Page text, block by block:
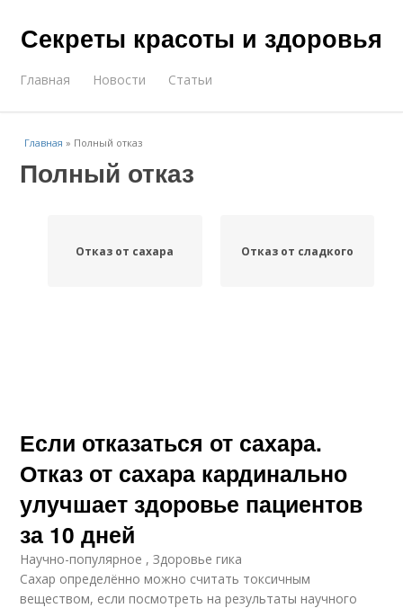
Секреты красоты и здоровья
Главная Новости Статьи
Главная » Полный отказ
Полный отказ
Отказ от сахара Отказ от сладкого
Если отказаться от сахара.
Отказ от сахара кардинально
улучшает здоровье пациентов
за 10 дней
Научно-популярное , Здоровье гика
Сахар определённо можно считать токсичным
веществом, если посмотреть на результаты научного